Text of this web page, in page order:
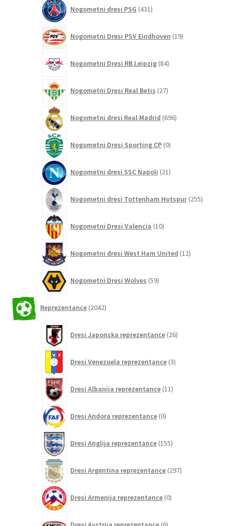
Nogometni dresi PSG 431izdelkov
Nogometni Dresi PSV Eindhoven 19izdelkov
Nogometni Dresi RB Leipzig 84izdelkov
Nogometni Dresi Real Betis 27izdelkov
Nogometni dresi Real Madrid 696izdelkov
Nogometni Dresi Sporting CP 0izdelkov
Nogometni dresi SSC Napoli 21izdelkov
Nogometni dresi Tottenham Hotspur 255
Nogometni Dresi Valencia 10izdelkov
Nogometni dresi West Ham United 12izdelkov
Nogometni Dresi Wolves 59izdelkov
Reprezentance 2042izdelkov
Dresi Japonska reprezentance 26izdelkov
Dresi Venezuela reprezentance 3izdelki
Dresi Albanija reprezentance 11izdelkov
Dresi Andora reprezentance 0izdelkov
Dresi Anglija reprezentance 155izdelkov
Dresi Argentina reprezentance 297izdelkov
Dresi Armenija reprezentance 0izdelkov